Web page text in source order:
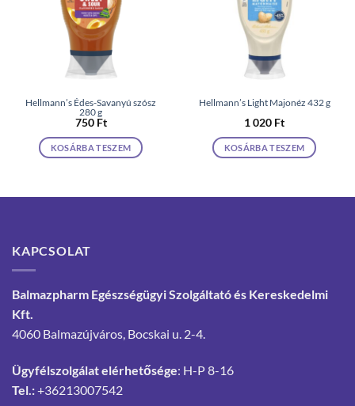
Hellmann’s Édes-Savanyú szósz
280 g
750 Ft
KOSÁRBA TESZEM
Hellmann’s Light Majonéz 432 g
1 020 Ft
KOSÁRBA TESZEM
KAPCSOLAT
Balmazpharm Egészségügyi Szolgáltató és Kereskedelmi
Kft.
4060 Balmazújváros, Bocskai u. 2-4.
Ügyfélszolgálat elérhetősége: H-P 8-16
Tel.:+36213007542